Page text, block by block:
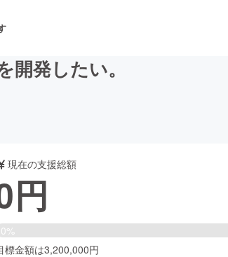
ンス
発したい。
現在の支援総額
円
0%
標金額は3,200,000円